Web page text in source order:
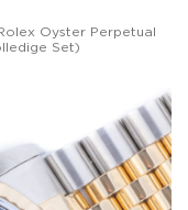
Oyster Perpetual
Set)
Add to
wishlist